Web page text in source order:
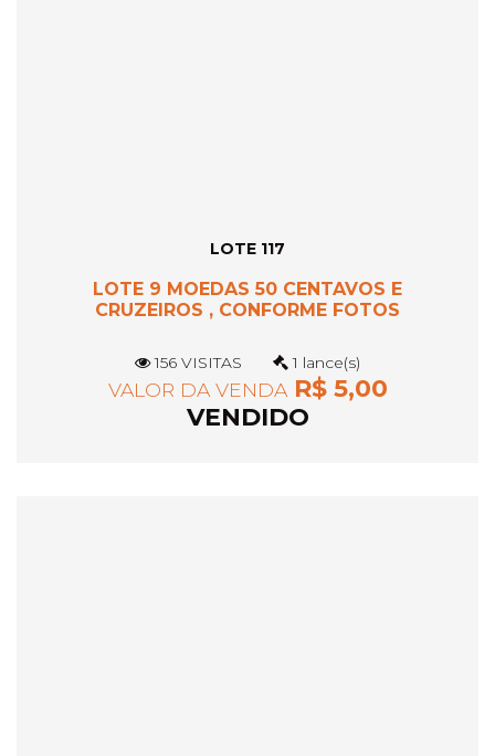
LOTE 117
LOTE 9 MOEDAS 50 CENTAVOS E
CRUZEIROS , CONFORME FOTOS
156 VISITAS 1 lance(s)
VALOR DA VENDAR$ 5,00
VENDIDO